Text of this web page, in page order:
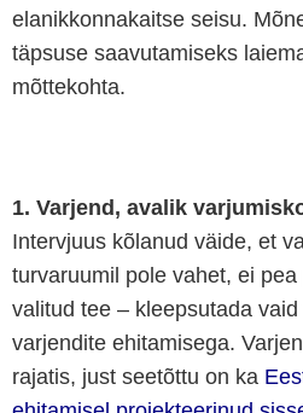
elanikkonnakaitse seisu.
täpsuse saavutamiseks
mõttekohta.
1. Varjend, avalik
Intervjuus kõlanud väide, et
turvaruumil pole vahet, ei
valitud tee – kleepsutada
varjendite ehitamisega.
rajatis, just seetõttu on ka